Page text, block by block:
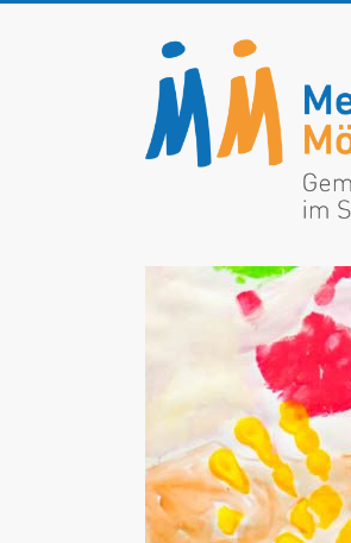
Mensch
Gemeinsam